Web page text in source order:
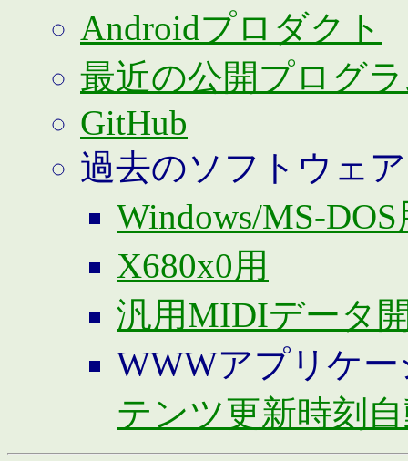
Androidプロダクト
最近の公開プログ
GitHub
過去のソフトウェア
Windows/MS-DOS
X680x0用
汎用MIDIデータ
WWWアプリケ
テンツ更新時刻